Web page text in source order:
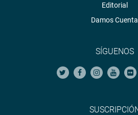
Editorial
Damos Cuenta
SÍGUENOS